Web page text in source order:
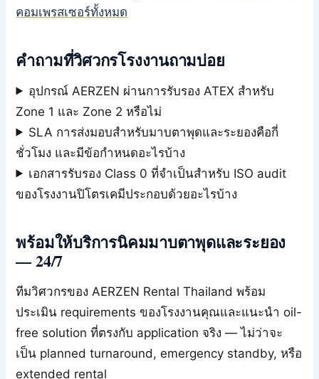
คอมเพรสเซอร์ทั้งหมด
คำถามที่วิศวกรโรงงานถามบ่อย
อุปกรณ์ AERZEN ผ่านการรับรอง ATEX สำหรับ
Zone 1 และ Zone 2 หรือไม่
SLA การส่งมอบสำหรับมาบตาพุดและระยองคือกี่
ชั่วโมง และมีข้อกำหนดอะไรบ้าง
เอกสารรับรอง Class 0 ที่จำเป็นสำหรับ ISO audit
ของโรงงานปิโตรเคมีประกอบด้วยอะไรบ้าง
พร้อมให้บริการนิคมมาบตาพุดและระยอง
— 24/7
ทีมวิศวกรของ AERZEN Rental Thailand พร้อม
ประเมิน requirements ของโรงงานคุณและแนะนำ oil-
free solution ที่ตรงกับ application จริง — ไม่ว่าจะ
เป็น planned turnaround, emergency standby, หรือ
extended rental